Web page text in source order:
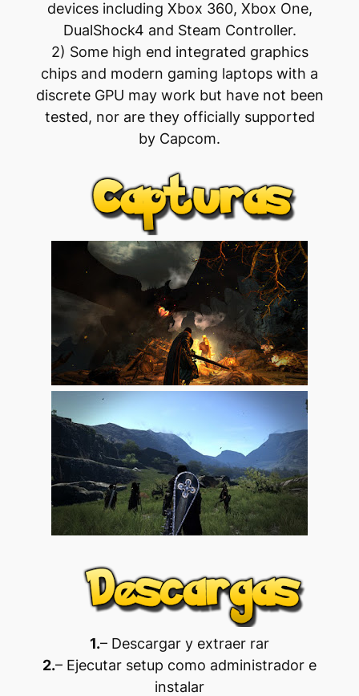
devices including Xbox 360, Xbox One,
DualShock4 and Steam Controller.
2) Some high end integrated graphics
chips and modern gaming laptops with a
discrete GPU may work but have not been
tested, nor are they officially supported
by Capcom.
1.– Descargar y extraer rar
2.– Ejecutar setup como administrador e
instalar